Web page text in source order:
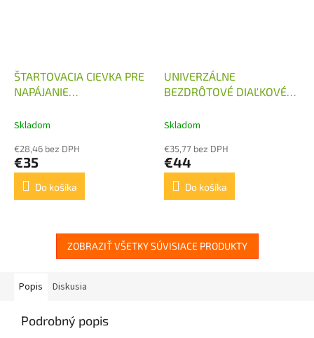
ŠTARTOVACIA CIEVKA PRE
NAPÁJANIE
AGREGÁTU 12V DC
Skladom
€28,46 bez DPH
€35
Do košíka
UNIVERZÁLNE
BEZDRÔTOVÉ DIAĽKOVÉ
Skladom
€35,77 bez DPH
€44
Do košíka
ZOBRAZIŤ VŠETKY SÚVISIACE PRODUKTY
Popis Diskusia
Podrobný popis